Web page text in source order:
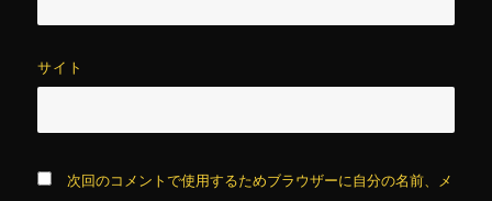
サイト
次回のコメントで使用するためブラウザーに自分の名前、メ